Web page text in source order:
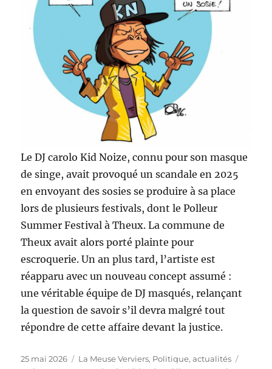
Le DJ carolo Kid Noize, connu pour son masque
de singe, avait provoqué un scandale en 2025
en envoyant des sosies se produire à sa place
lors de plusieurs festivals, dont le Polleur
Summer Festival à Theux. La commune de
Theux avait alors porté plainte pour
escroquerie. Un an plus tard, l’artiste est
réapparu avec un nouveau concept assumé :
une véritable équipe de DJ masqués, relançant
la question de savoir s’il devra malgré tout
répondre de cette affaire devant la justice.
Publié
25 mai 2026 Catégories
La Meuse Verviers, Politique, actualités